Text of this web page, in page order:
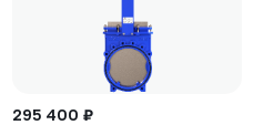
295 400 ₽